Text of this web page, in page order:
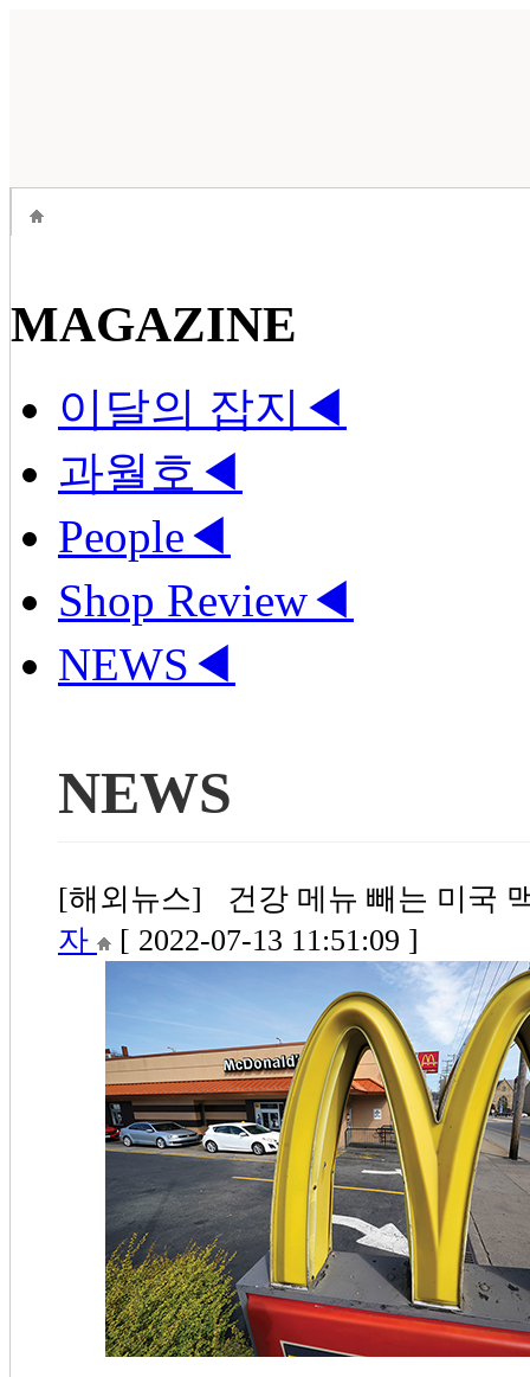
MAGAZINE
이달의 잡지 ◀
과월호 ◀
People◀
Shop Review◀
NEWS ◀
NEWS
[해외뉴스] 건강 메뉴 빼는 미국
자
[ 2022-07-13 11:51:09 ]